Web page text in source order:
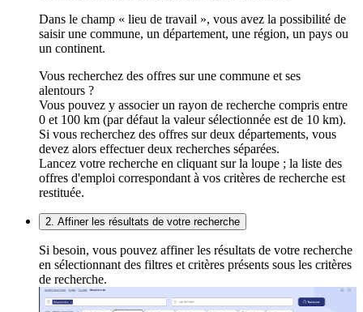
Dans le champ « lieu de travail », vous avez la possibilité de
saisir une commune, un département, une région, un pays ou
un continent.
Vous recherchez des offres sur une commune et ses
alentours ?
Vous pouvez y associer un rayon de recherche compris entre
0 et 100 km (par défaut la valeur sélectionnée est de 10 km).
Si vous recherchez des offres sur deux départements, vous
devez alors effectuer deux recherches séparées.
Lancez votre recherche en cliquant sur la loupe ; la liste des
offres d'emploi correspondant à vos critères de recherche est
restituée.
2. Affiner les résultats de votre recherche
Si besoin, vous pouvez affiner les résultats de votre recherche
en sélectionnant des filtres et critères présents sous les critères
de recherche.